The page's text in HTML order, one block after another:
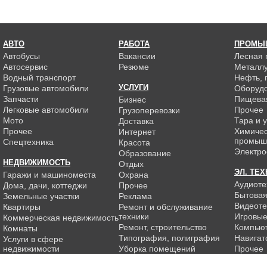
АВТО
Автобусы
Автосервис
Водный транспорт
Грузовые автомобили
Запчасти
Легковые автомобили
Мото
Прочее
Спецтехника
НЕДВИЖИМОСТЬ
Гаражи и машиноместа
Дома, дачи, коттеджи
Земельные участки
Квартиры
Коммерческая недвижимость
Комнаты
Услуги в сфере
недвижимости
РАБОТА
Вакансии
Резюме
УСЛУГИ
Бизнес
Грузоперевозки
Доставка
Интернет
Красота
Образование
Отдых
Охрана
Прочее
Реклама
Ремонт и обслуживание
техники
Ремонт, строительство
Типография, полиграфия
Уборка помещений
Лесная
Нефть,
Прочее
Тара и
ЭЛ.
Прочее